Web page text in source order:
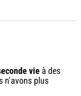
vie à des
n’avons plus